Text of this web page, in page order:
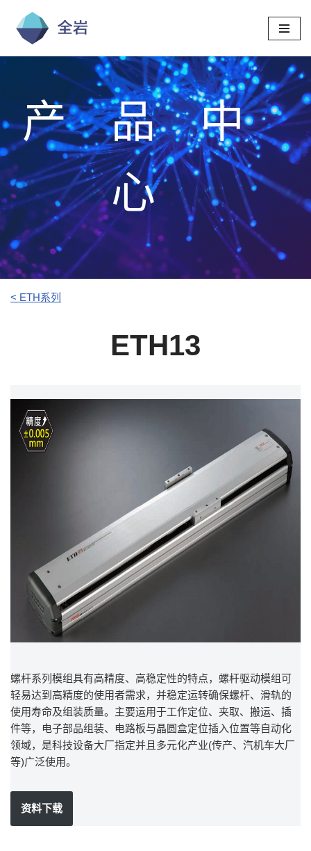
跳
至
产品中
心
< ETH系列
ETH13
螺杆系列模组具有高精度、高稳定性的特点，螺杆驱动模组可
轻易达到高精度的使用者需求，并稳定运转确保螺杆、滑轨的
使用寿命及组装质量。主要运用于工作定位、夹取、搬运、插
件等，电子部品组装、电路板与晶圆盒定位插入位置等自动化
领域，是科技设备大厂指定并且多元化产业(传产、汽机车大厂
等)广泛使用。
资料下载